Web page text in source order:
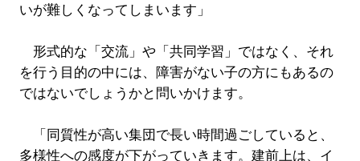
いが難しくなってしまいます」
形式的な「交流」や「共同学習」ではなく、それ
を行う目的の中には、障害がない子の方にもあるの
ではないでしょうかと問いかけます。
「同質性が高い集団で長い時間過ごしていると、
多様性への感度が下がっていきます。建前上は、イ